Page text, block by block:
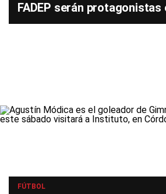
FADEP serán protagonistas
FÚTBOL